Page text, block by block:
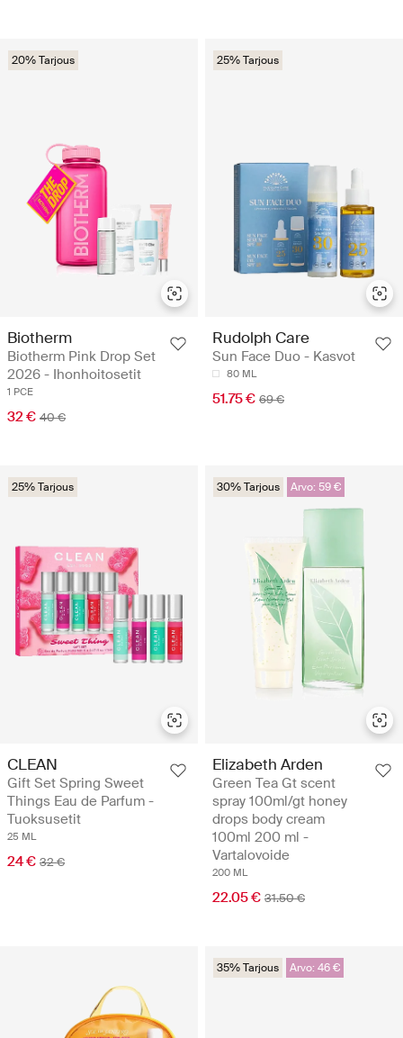
20% Tarjous
Biotherm
Biotherm Pink Drop Set
2026 - Ihonhoitosetit
1 PCE
32 € 40 €
25% Tarjous
Rudolph Care
Sun Face Duo - Kasvot
80 ML
51.75 € 69 €
25% Tarjous
CLEAN
Gift Set Spring Sweet
Things Eau de Parfum -
Tuoksusetit
25 ML
24 € 32 €
30% Tarjous Arvo: 59 €
Elizabeth Arden
Green Tea Gt scent
spray 100ml/gt honey
drops body cream
100ml 200 ml -
Vartalovoide
200 ML
22.05 € 31.50 €
35% Tarjous Arvo: 46 €